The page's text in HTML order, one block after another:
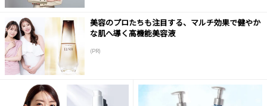
美容のプロたちも注目する、マルチ効果で健やか
な肌へ導く高機能美容液
(PR)